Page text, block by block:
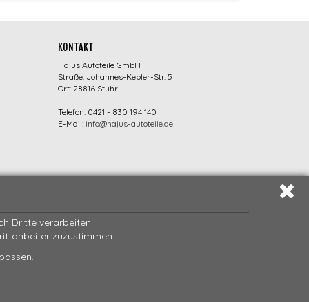
Dritte verarbeiten.
zuzustimmen.
KONTAKT
Hajus Autoteile GmbH
Straße: Johannes-Kepler-Str. 5
Ort: 28816 Stuhr
Telefon: 0421 - 830 194 140
E-Mail: info@hajus-autoteile.de